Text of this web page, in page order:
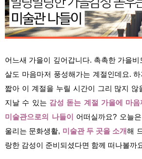
어느새 가을이 깊어갑니다. 촉촉한 가을
살도 마음마저 풍성해가는 계절인데요.
짧아 이 계절을 누릴 시간이 그리 많지 않
지날 수 있는 감성 돋는 계절 가을에 마
미술관으로의 나들이
어떠실까요? 오늘
울리는 문화생활, 미술관 두 곳을 소개해
랑한 감성이 준비되셨다면 함께 떠나볼까